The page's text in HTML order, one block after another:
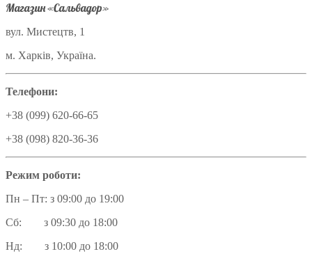
Магазин «Сальвадор»
вул. Мистецтв, 1
м. Харків, Україна.
Телефони:
+38 (099) 620-66-65
+38 (098) 820-36-36
Режим роботи:
Пн – Пт: з 09:00 до 19:00
Сб: з 09:30 до 18:00
Нд: з 10:00 до 18:00